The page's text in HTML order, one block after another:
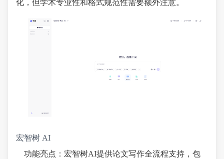
化，但学术专业性和格式规范性需要额外注意。
宏智树 AI
功能亮点：宏智树AI提供论文写作全流程支持，包